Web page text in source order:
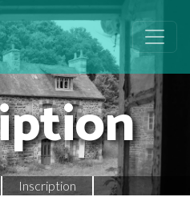
Inscription